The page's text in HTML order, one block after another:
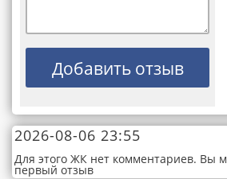
2026-08-06 23:55
Для этого ЖК нет комментариев. Вы
первый отзыв